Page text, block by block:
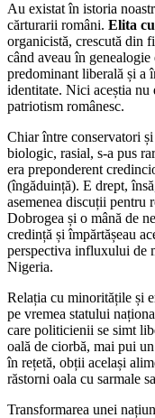
Au existat în istoria
cărturarii români. Elita
organicistă, crescută din
când aveau în genealogie
predominant liberală și a
identitate. Nici aceștia
patriotism românesc.
Chiar între conservatori
biologic, rasial, s-a pus
era preponderent
(îngăduință). E drept,
asemenea discuții pentru
Dobrogea și o mână de
credință și împărtășeau
perspectiva influxului de
Nigeria.
Relația cu minoritățile și
pe vremea statului
care politicienii se simt
oală de ciorbă, mai pui
în rețetă, obții același
răstorni oala cu sarmale
Transformarea unei